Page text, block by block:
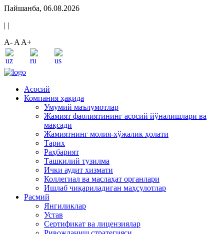
Пайшанба, 06.08.2026
| |
A- A A+
Асосий
Компания ҳақида
Умумий маълумотлар
Жамият фаолиятининг асосий йўналишлари ва
мақсади
Жамиятнинг молия-хўжалик ҳолати
Тарих
Раҳбарият
Ташкилий тузилма
Ички аудит хизмати
Коллегиал ва маслаҳат органлари
Ишлаб чиқариладиган маҳсулотлар
Расмий
Янгиликлар
Устав
Сертификат ва лицензиялар